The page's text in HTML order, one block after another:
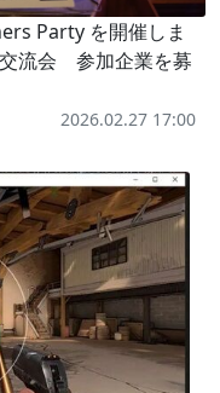
Party を開催しま
交流会 参加企業を募
2026.02.27 17:00